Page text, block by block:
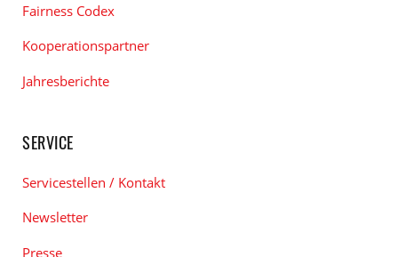
Fairness Codex
Kooperationspartner
Jahresberichte
SERVICE
Servicestellen / Kontakt
Newsletter
Presse